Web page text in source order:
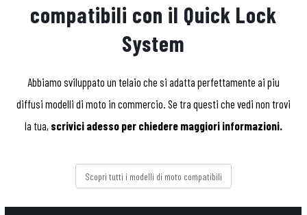
compatibili con il Quick Lock
System
Abbiamo sviluppato un telaio che si adatta perfettamente ai piu
diffusi modelli di moto in commercio. Se tra questi che vedi non trovi
la tua, scrivici adesso per chiedere maggiori informazioni.
Scopri tutti i modelli di moto compatibili